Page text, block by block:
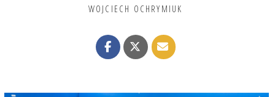
WOJCIECH OCHRYMIUK